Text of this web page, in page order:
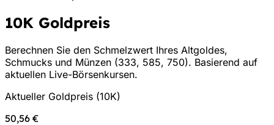
10K Goldpreis
Berechnen Sie den Schmelzwert Ihres Altgoldes,
Schmucks und Münzen (333, 585, 750). Basierend auf
aktuellen Live-Börsenkursen.
Aktueller Goldpreis (10K)
50,56 €